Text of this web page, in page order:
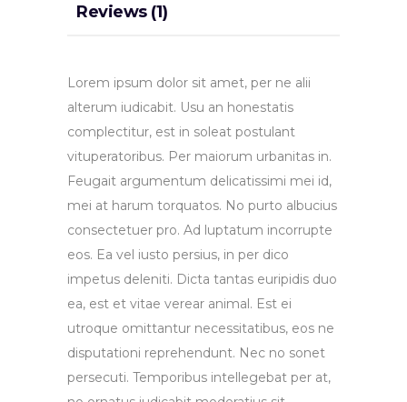
Reviews (1)
Lorem ipsum dolor sit amet, per ne alii
alterum iudicabit. Usu an honestatis
complectitur, est in soleat postulant
vituperatoribus. Per maiorum urbanitas in.
Feugait argumentum delicatissimi mei id,
mei at harum torquatos. No purto albucius
consectetuer pro. Ad luptatum incorrupte
eos. Ea vel iusto persius, in per dico
impetus deleniti. Dicta tantas euripidis duo
ea, est et vitae verear animal. Est ei
utroque omittantur necessitatibus, eos ne
disputationi reprehendunt. Nec no sonet
persecuti. Temporibus intellegebat per at,